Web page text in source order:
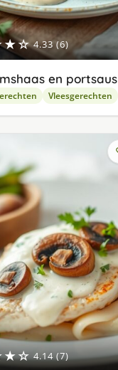
4.33 (6)
en portsaus
Vleesgerechten
4.14 (7)